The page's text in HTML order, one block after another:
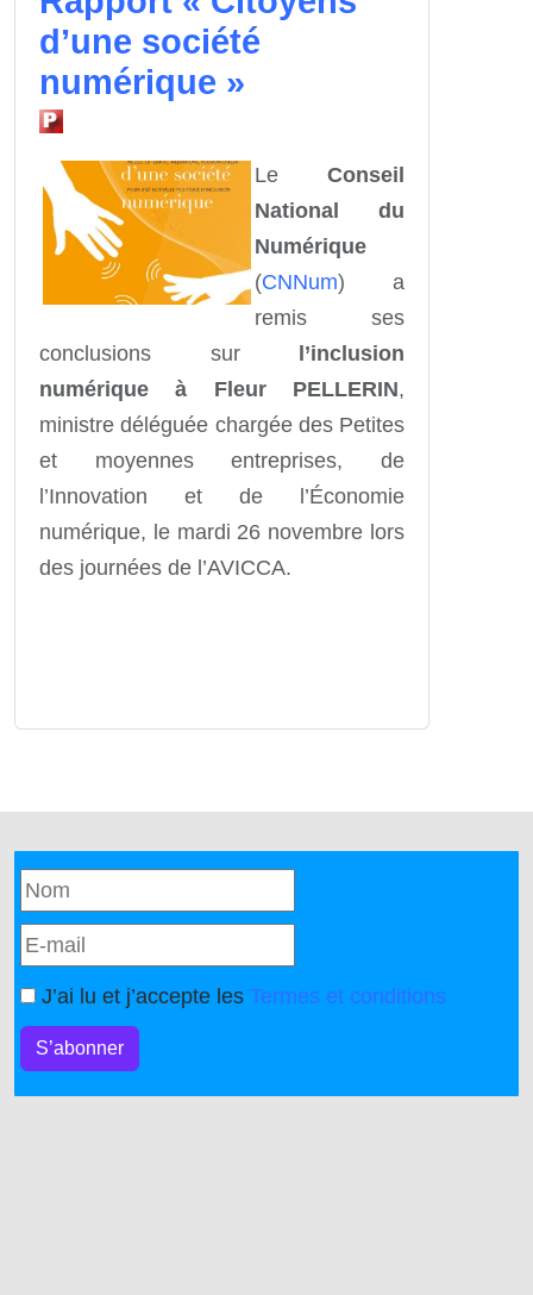
d’une société
numérique »
Le Conseil
National du
Numérique
(CNNum) a
remis ses
conclusions sur
l’inclusion
numérique à Fleur PELLERIN,
ministre déléguée chargée des Petites
et moyennes entreprises, de
l’Innovation et de l’Économie
numérique, le mardi 26 novembre lors
des journées de l’AVICCA.
J’ai lu et j’accepte les Termes et conditions
S’abonner